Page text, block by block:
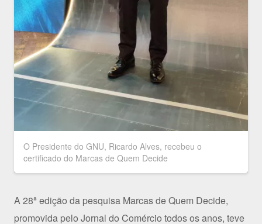
O Presidente do GNU, Ricardo Alves, recebeu o
certificado do Marcas de Quem Decide
A 28ª edição da pesquisa Marcas de Quem Decide,
promovida pelo Jornal do Comércio todos os anos, teve